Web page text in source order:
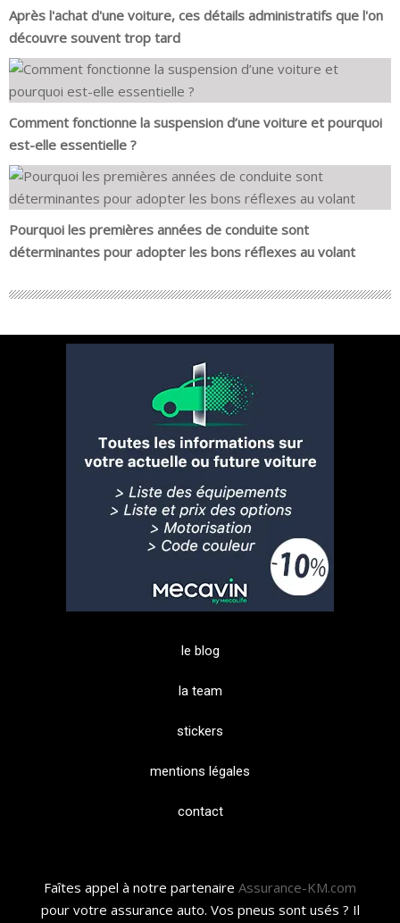
Après l'achat d'une voiture, ces détails administratifs que l'on
découvre souvent trop tard
Comment fonctionne la suspension d’une voiture et pourquoi
est-elle essentielle ?
Pourquoi les premières années de conduite sont
déterminantes pour adopter les bons réflexes au volant
le blog
la team
stickers
mentions légales
contact
Faîtes appel à notre partenaire Assurance-KM.com
pour votre assurance auto. Vos pneus sont usés ? Il